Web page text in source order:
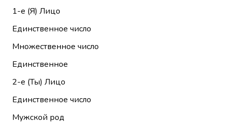
1-е (Я) Лицо
Единственное число
Множественное число
Единственное
2-е (Ты) Лицо
Единственное число
Мужской род